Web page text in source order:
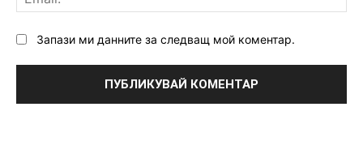
Запази ми данните за следващ мой коментар.